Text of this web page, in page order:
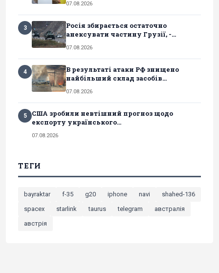
07.08.2026
3
Росія збирається остаточно
анексувати частину Грузії, -...
07.08.2026
4
В результаті атаки РФ знищено
найбільший склад засобів...
07.08.2026
5
США зробили невтішний прогноз щодо
експорту українського...
07.08.2026
ТЕГИ
bayraktar f-35 g20 iphone navi
shahed-136
spacex
starlink taurus telegram
австралія
австрія